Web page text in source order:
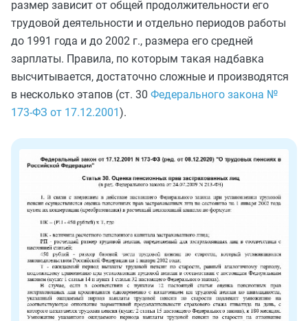
размер зависит от общей продолжительности его
трудовой деятельности и отдельно периодов работы
до 1991 года и до 2002 г., размера его средней
зарплаты. Правила, по которым такая надбавка
высчитывается, достаточно сложные и производятся
в несколько этапов (ст. 30 Федерального закона №
173-ФЗ от 17.12.2001).